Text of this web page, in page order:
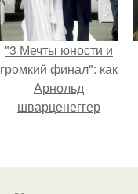
"3 Мечты юности и
громкий финал": как
Арнольд
шварценеггер
Кеннеди.